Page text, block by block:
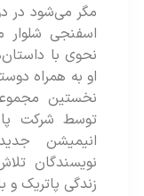
مگر می‌شود در
اسفنجی شلوار
نحوی با
او به همراه دوستانش
توسط شرکت
انیمیشن جدید
نویسندگان تلاش
زندگی پاتریک و باب